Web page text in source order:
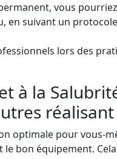
vous
en suivant un
lors des
à la
optimale pour vous-
bon équipement.